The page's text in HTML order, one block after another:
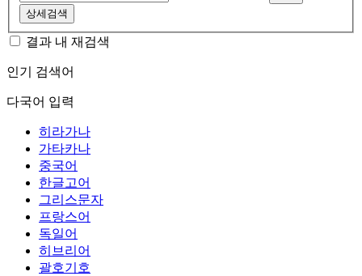
상세검색
결과 내 재검색
인기 검색어
다국어 입력
히라가나
가타카나
중국어
한글고어
그리스문자
프랑스어
독일어
히브리어
괄호기호